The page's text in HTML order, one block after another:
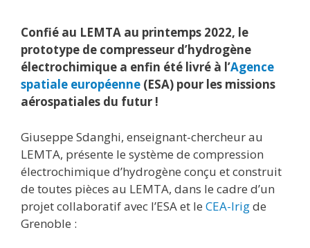
Confié au LEMTA au printemps 2022, le
prototype de compresseur d’hydrogène
électrochimique a enfin été livré à l’Agence
spatiale européenne (ESA) pour les missions
aérospatiales du futur !
Giuseppe Sdanghi, enseignant-chercheur au
LEMTA, présente le système de compression
électrochimique d’hydrogène conçu et construit
de toutes pièces au LEMTA, dans le cadre d’un
projet collaboratif avec l’ESA et le CEA-Irigde
Grenoble :